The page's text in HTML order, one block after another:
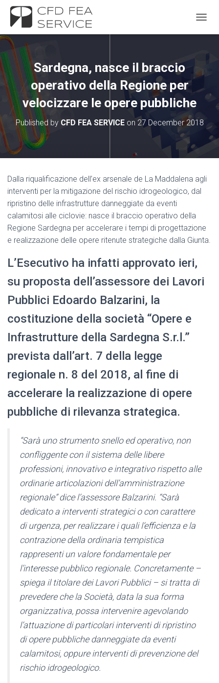
Sardegna, nasce il braccio
operativo della Regione per
velocizzare le opere pubbliche
Published by CFD FEA SERVICEon 27 December 2018
Dalla riqualificazione dell’ex arsenale de La Maddalena agli
interventi per la mitigazione del rischio idrogeologico, dal
ripristino delle infrastrutture danneggiate da eventi
calamitosi alle ciclovie: nasce il braccio operativo della
Regione Sardegna per accelerare i tempi di progettazione
e realizzazione delle opere ritenute strategiche dalla Giunta.
L’Esecutivo ha infatti approvato ieri,
su proposta dell’assessore dei Lavori
Pubblici Edoardo Balzarini, la
costituzione della società “Opere e
Infrastrutture della Sardegna S.r.l.”
prevista dall’art. 7 della legge
regionale n. 8 del 2018, al fine di
accelerare la realizzazione di opere
pubbliche di rilevanza strategica.
“Sarà uno strumento snello ed operativo, non
confliggente con il sistema delle libere
professioni, innovativo e integrativo rispetto alle
ordinarie articolazioni dell’amministrazione
regionale” dice l’assessore Balzarini. “Sarà
dedicato a interventi strategici o con carattere
di urgenza, per realizzare i quali l’efficienza e la
contrazione della ordinaria tempistica
rappresenti un valore fondamentale per
l’interesse pubblico regionale. Concretamente –
spiega il titolare dei Lavori Pubblici – si tratta di
prevedere che la Società, data la sua forma
organizzativa, possa intervenire agevolando
l’attuazione di particolari interventi di ripristino
di opere pubbliche danneggiate da eventi
calamitosi, oppure interventi di prevenzione del
rischio idrogeologico.